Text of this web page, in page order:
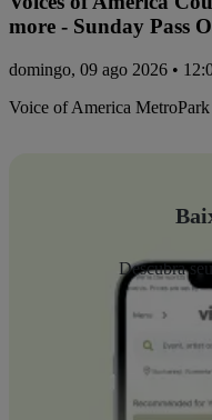
more - Sunday Pass
domingo, 09 ago 2026 •
Voice of America MetroPark
Descubra